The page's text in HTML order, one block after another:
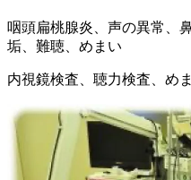
咽頭扁桃腺炎、声の異常、
垢、難聴、めまい
内視鏡検査、聴力検査、め